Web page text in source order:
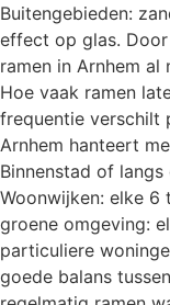
Buitengebieden:
effect op glas.
ramen in Arnhem al
Hoe vaak ramen
frequentie verschilt
Arnhem hanteert
Binnenstad of
Woonwijken: elke 6
groene omgeving:
particuliere
goede balans